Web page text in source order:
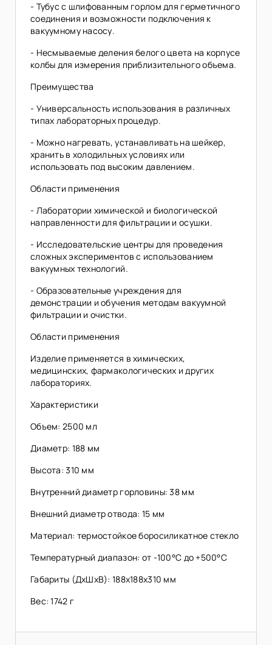
- Тубус с шлифованным горлом для герметичного
соединения и возможности подключения к
вакуумному насосу.
- Несмываемые деления белого цвета на корпусе
колбы для измерения приблизительного объема.
Преимущества
- Универсальность использования в различных
типах лабораторных процедур.
- Можно нагревать, устанавливать на шейкер,
хранить в холодильных условиях или
использовать под высоким давлением.
Области применения
- Лаборатории химической и биологической
направленности для фильтрации и осушки.
- Исследовательские центры для проведения
сложных экспериментов с использованием
вакуумных технологий.
- Образовательные учреждения для
демонстрации и обучения методам вакуумной
фильтрации и очистки.
Области применения
Изделие применяется в химических,
медицинских, фармакологических и других
лабораториях.
Характеристики
Объем: 2500 мл
Диаметр: 188 мм
Высота: 310 мм
Внутренний диаметр горловины: 38 мм
Внешний диаметр отвода: 15 мм
Материал: термостойкое боросиликатное стекло
Температурный диапазон: от -100°C до +500°C
Габариты (ДхШхВ): 188х188х310 мм
Вес: 1742 г